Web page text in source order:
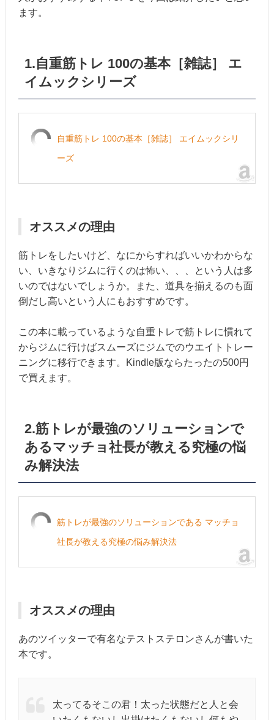
ます。
1.自重筋トレ 100の基本［雑誌］ エ
イムックシリーズ
自重筋トレ 100の基本［雑誌］ エイムックシリ
ーズ
オススメの理由
筋トレをしたいけど、なにからすればいいかわからな
い、いきなりジムに行くのは怖い、、、という人は多
いのではないでしょうか。また、道具を揃えるのも面
倒だし高いという人にもおすすめです。
この本に載っているような自重トレで筋トレに慣れて
からジムに行けばスムーズにジムでのウエイトトレー
ニングに移行できます。Kindle版ならたったの500円
で買えます。
2.筋トレが最強のソリューションで
あるマッチョ社長が教える究極の悩
み解決法
筋トレが最強のソリューションである マッチョ
社長が教える究極の悩み解決法
オススメの理由
あのツイッターで有名なテストステロンさんが書いた
本です。
太ってるそこの君！太った状態だと人と会